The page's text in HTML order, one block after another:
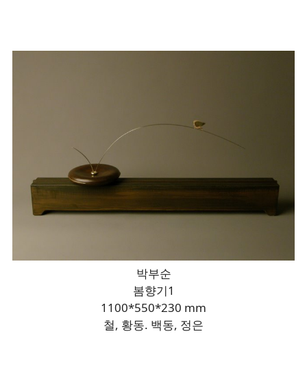
박부순
봄향기1
1100*550*230 mm
철, 황동. 백동, 정은